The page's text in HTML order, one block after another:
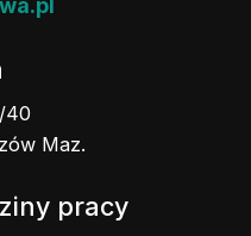
40
Maz.
pracy